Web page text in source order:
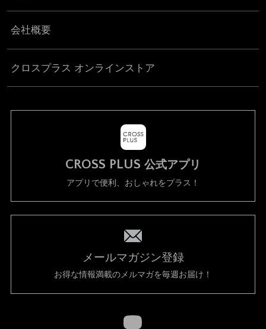
会社概要
クロスプラス オンラインストア
CROSS PLUS 公式アプリ
アプリで便利、おしゃれをプラス！
メールマガジン登録
お得な情報満載のメルマガを毎週お届け！